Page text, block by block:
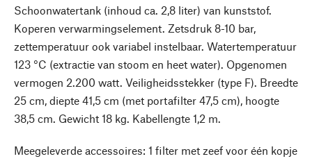
Schoonwatertank (inhoud ca. 2,8 liter) van kunststof.
Koperen verwarmingselement. Zetsdruk 8-10 bar,
zettemperatuur ook variabel instelbaar. Watertemperatuur
123 °C (extractie van stoom en heet water). Opgenomen
vermogen 2.200 watt. Veiligheidsstekker (type F). Breedte
25 cm, diepte 41,5 cm (met portafilter 47,5 cm), hoogte
38,5 cm. Gewicht 18 kg. Kabellengte 1,2 m.
Meegeleverde accessoires: 1 filter met zeef voor één kopje